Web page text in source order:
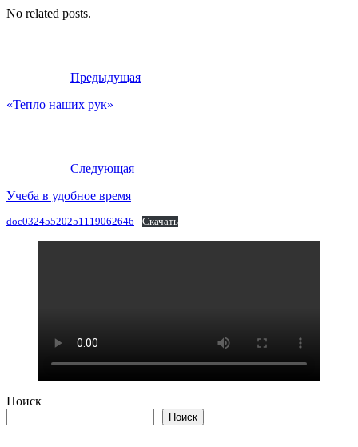
No related posts.
Предыдущая
«Тепло наших рук»
Следующая
Учеба в удобное время
doc03245520251119062646 Скачать
Поиск
Поиск